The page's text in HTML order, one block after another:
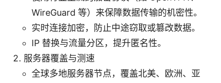
WireGuard 等）来保障数据传输的机密性。
实时连接加密，防止中途窃取或篡改数据。
IP 替换与流量分区，提升匿名性。
服务器覆盖与测速
全球多地服务器节点，覆盖北美、欧洲、亚